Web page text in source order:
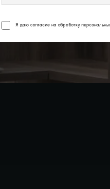
Я даю согласие на обработку